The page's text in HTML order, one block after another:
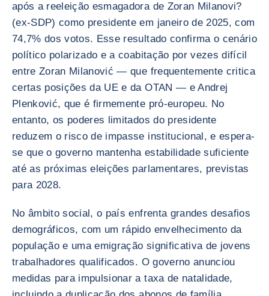
após a reeleição esmagadora de Zoran Milanovi?
(ex-SDP) como presidente em janeiro de 2025, com
74,7% dos votos. Esse resultado confirma o cenário
político polarizado e a coabitação por vezes difícil
entre Zoran Milanović — que frequentemente critica
certas posições da UE e da OTAN — e Andrej
Plenković, que é firmemente pró-europeu. No
entanto, os poderes limitados do presidente
reduzem o risco de impasse institucional, e espera-
se que o governo mantenha estabilidade suficiente
até as próximas eleições parlamentares, previstas
para 2028.
No âmbito social, o país enfrenta grandes desafios
demográficos, com um rápido envelhecimento da
população e uma emigração significativa de jovens
trabalhadores qualificados. O governo anunciou
medidas para impulsionar a taxa de natalidade,